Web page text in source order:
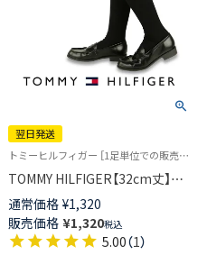
翌日発送
トミーヒルフィガー ［1足単位での販売です］ 学校 制服 靴下
TOMMY HILFIGER【32cm丈】ス
クールソックス ワンポイント
両面刺繍 レディース ハイソッ
クス 【365日最短翌日発送】
93481804
通常価格 ¥1,320
販売価格 ¥1,320税込
5.00（1）